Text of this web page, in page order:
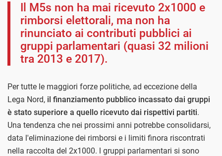
Il M5s non ha mai ricevuto 2x1000 e
rimborsi elettorali, ma non ha
rinunciato ai contributi pubblici ai
gruppi parlamentari (quasi 32 milioni
tra 2013 e 2017).
Per tutte le maggiori forze politiche, ad eccezione della
Lega Nord, il finanziamento pubblico incassato dai gruppi
è stato superiore a quello ricevuto dai rispettivi partiti.
Una tendenza che nei prossimi anni potrebbe consolidarsi,
data l'eliminazione dei rimborsi e i limiti finora riscontrati
nella raccolta del 2x1000. l gruppi parlamentari si sono